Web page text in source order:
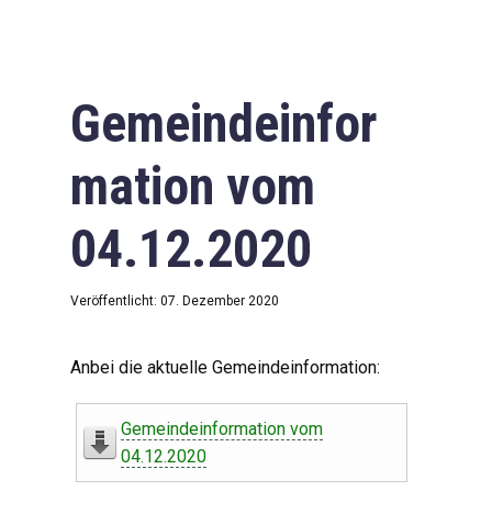
Gemeindeinfor
mation vom
04.12.2020
Veröffentlicht: 07. Dezember 2020
Anbei die aktuelle Gemeindeinformation:
Gemeindeinformation vom
04.12.2020